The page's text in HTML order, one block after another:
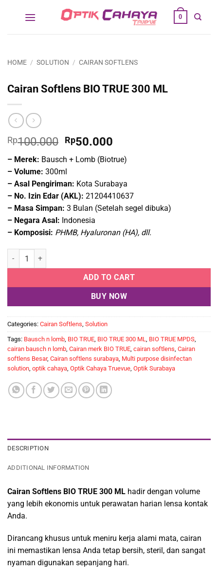
0
HOME / SOLUTION / CAIRAN SOFTLENS
Cairan Softlens BIO TRUE 300 ML
Rp100.000 Original
price
was:
Rp100.000.
Rp50.000
price
is:
– Merek: Bausch + Lomb (Biotrue)
– Volume: 300ml
– Asal Pengiriman: Kota Surabaya
– No. Izin Edar (AKL): 21204410637
– Masa Simpan: 3 Bulan (Setelah segel dibuka)
– Negara Asal: Indonesia
– Komposisi: PHMB, Hyaluronan (HA), dll.
Cairan Softlens BIO TRUE 300 ML quantity
ADD TO CART
BUY NOW
Categories: Cairan Softlens, Solution
Tags: Bausch n lomb, BIO TRUE, BIO TRUE 300 ML, BIO TRUE MPDS,
cairan bausch n lomb, Cairan merk BIO TRUE, cairan softlens, Cairan
softlens Besar, Cairan softlens surabaya, Multi purpose disinfectan
solution, optik cahaya, Optik Cahaya Truevue, Optik Surabaya
DESCRIPTION
ADDITIONAL INFORMATION
Cairan Softlens BIO TRUE 300 ML hadir dengan volume
yang lebih ekonomis untuk perawatan harian lensa kontak
Anda.
Dirancang khusus untuk meniru kerja alami mata, cairan
ini memastikan lensa Anda tetap bersih, steril, dan sangat
nyaman digunakan sepanjang hari.